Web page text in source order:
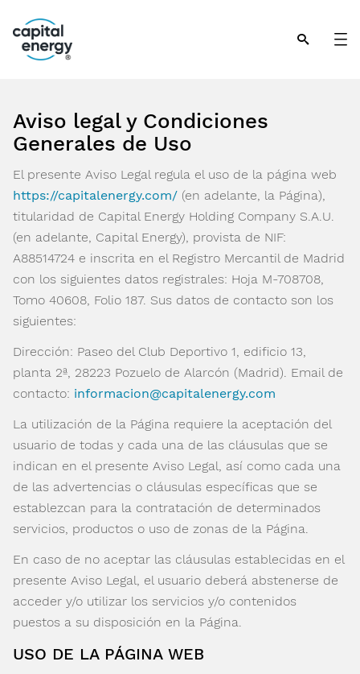
este
sitio
sistema
accesibilidad.
Aviso legal y Condiciones
Generales de Uso
El presente Aviso Legal regula el uso de la página web
https://capitalenergy.com/ (en adelante, la Página),
titularidad de Capital Energy Holding Company S.A.U.
(en adelante, Capital Energy), provista de NIF:
A88514724 e inscrita en el Registro Mercantil de Madrid
con los siguientes datos registrales: Hoja M-708708,
Tomo 40608, Folio 187. Sus datos de contacto son los
siguientes:
Dirección: Paseo del Club Deportivo 1, edificio 13,
planta 2ª, 28223 Pozuelo de Alarcón (Madrid). Email de
contacto: informacion@capitalenergy.com
La utilización de la Página requiere la aceptación del
usuario de todas y cada una de las cláusulas que se
indican en el presente Aviso Legal, así como cada una
de las advertencias o cláusulas específicas que se
establezcan para la contratación de determinados
servicios, productos o uso de zonas de la Página.
En caso de no aceptar las cláusulas establecidas en el
presente Aviso Legal, el usuario deberá abstenerse de
acceder y/o utilizar los servicios y/o contenidos
puestos a su disposición en la Página.
USO DE LA PÁGINA WEB